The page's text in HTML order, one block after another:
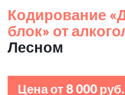
Кодирование
блок» от
Лесном
Цена от 8 000 руб.